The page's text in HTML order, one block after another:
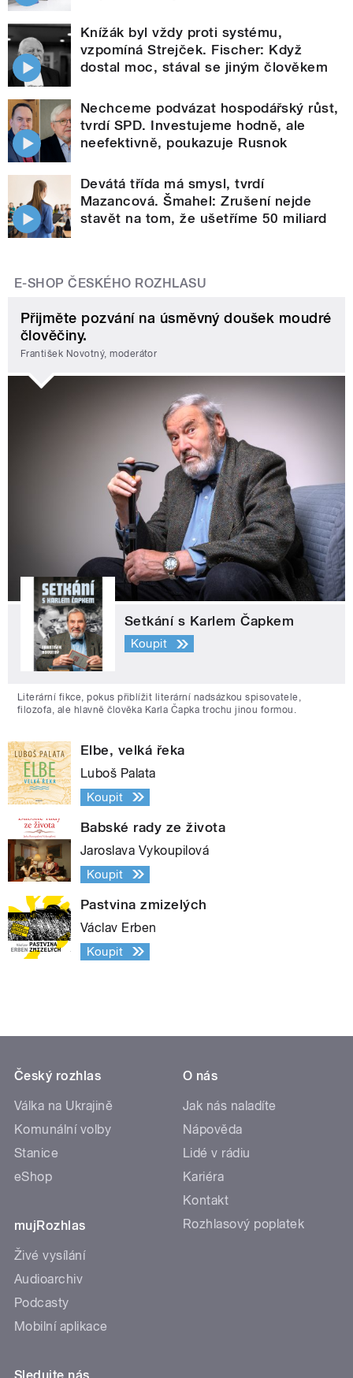
Knížák byl vždy proti systému,
vzpomíná Strejček. Fischer: Když
dostal moc, stával se jiným člověkem
Nechceme podvázat hospodářský růst,
tvrdí SPD. Investujeme hodně, ale
neefektivně, poukazuje Rusnok
Devátá třída má smysl, tvrdí
Mazancová. Šmahel: Zrušení nejde
stavět na tom, že ušetříme 50 miliard
E-SHOP ČESKÉHO ROZHLASU
Přijměte pozvání na úsměvný doušek moudré
člověčiny.
František Novotný, moderátor
Setkání s Karlem Čapkem
Koupit
Literární fikce, pokus přiblížit literární nadsázkou spisovatele,
filozofa, ale hlavně člověka Karla Čapka trochu jinou formou.
Elbe, velká řeka
Luboš Palata
Koupit
Babské rady ze života
Jaroslava Vykoupilová
Koupit
Pastvina zmizelých
Václav Erben
Koupit
Český rozhlas
Válka na Ukrajině
Komunální volby
Stanice
eShop
mujRozhlas
Živé vysílání
Audioarchiv
Podcasty
Mobilní aplikace
O nás
Jak nás naladíte
Nápověda
Lidé v rádiu
Kariéra
Kontakt
Rozhlasový poplatek